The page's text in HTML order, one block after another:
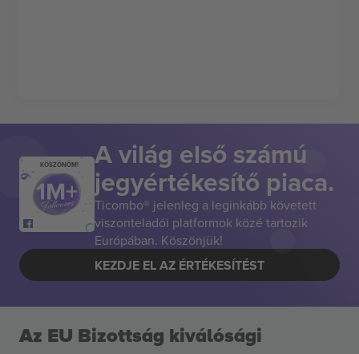
KÖSZÖNÖM! A világ első számú
jegyértékesítő piaca.
Ticombo® jelenleg a leginkább követett
viszonteladói platformok közé tartozik
Európában. Köszönjük!
KEZDJE EL AZ ÉRTÉKESÍTÉST
Az EU Bizottság kiválósági